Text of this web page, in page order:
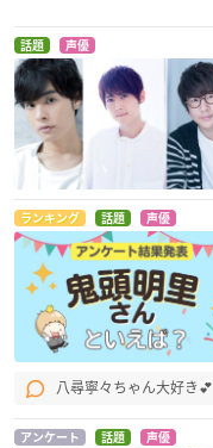
ラーメン大好き小泉
さん
中村美沙
話題 声優
ランキング 話題 声優
八尋寧々ちゃん大好き💕
アンケート 話題 声優